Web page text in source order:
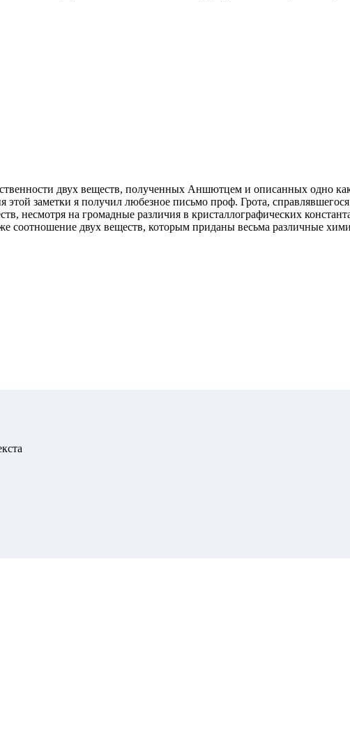
двух веществ, полученных Аншютцем и описанных одно
этой заметки я получил любезное письмо проф. Грота,
несмотря на громадные различия в кристаллографических
соотношение двух веществ, которым приданы весьма различные